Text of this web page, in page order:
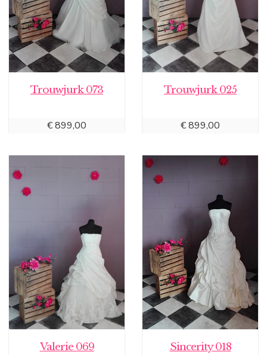
Trouwjurk 073
€899,00
Trouwjurk 025
€899,00
Valerie 069 Sincerity 018